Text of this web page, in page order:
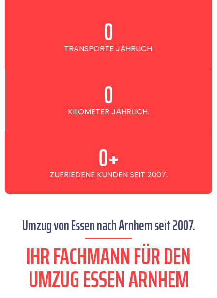
TRANSPORTE JÄHRLICH.
0
KILOMETER JÄHRLICH.
0
ZUFRIEDENE KUNDEN SEIT 2007.
0+
Umzug von Essen nach Arnhem seit 2007.
IHR FACHMANN FÜR DEN
UMZUG ESSEN ARNHEM